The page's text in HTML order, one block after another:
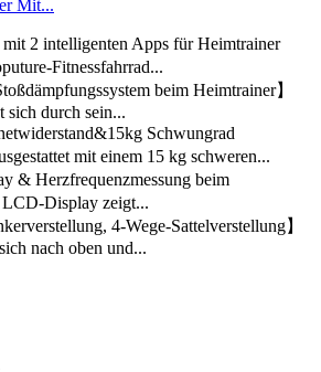
Mit...
2 intelligenten Apps für Heimtrainer
Fitnessfahrrad...
beim Heimtrainer】
sich durch sein...
Schwungrad
mit einem 15 kg schweren...
& Herzfrequenzmessung beim
Display zeigt...
4-Wege-Sattelverstellung】
nach oben und...